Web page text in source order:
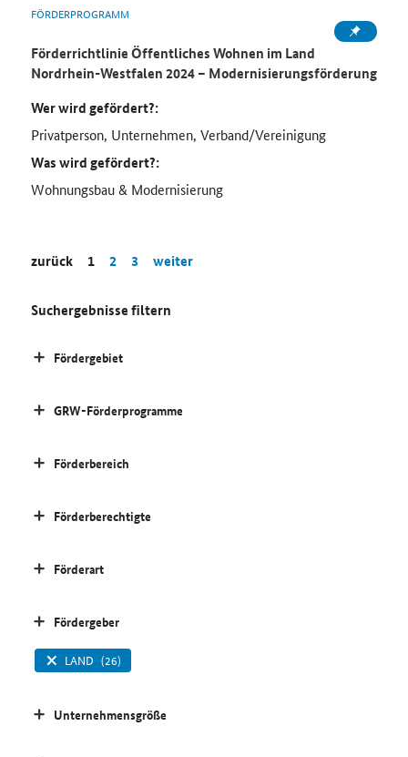
FÖRDERPROGRAMM
Förderrichtlinie Öffentliches Wohnen im Land
Nordrhein-Westfalen 2024 – Modernisierungsförderung
Wer wird gefördert?:
Privatperson, Unternehmen, Verband/Vereinigung
Was wird gefördert?:
Wohnungsbau & Modernisierung
zurück 1 2 3 weiter
Suchergebnisse filtern
Fördergebiet
GRW-Förderprogramme
Förderbereich
Förderberechtigte
Förderart
Fördergeber
LAND (26)
Unternehmensgröße